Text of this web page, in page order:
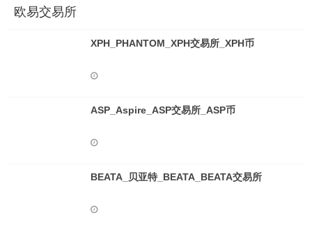
欧易交易所
XPH_PHANTOM_XPH交易所_XPH币
ASP_Aspire_ASP交易所_ASP币
BEATA_贝亚特_BEATA_BEATA交易所